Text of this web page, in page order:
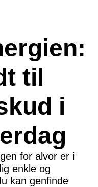
til
i
for alvor er i
enkle og
kan genfinde